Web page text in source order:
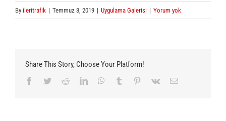
By ileritrafik | Temmuz 3, 2019 | Uygulama Galerisi | Yorum yok
Share This Story, Choose Your Platform!
Facebook
TwitterRedditLinkedInWhatsApp
Tumblr Pinterest
Vk
E-